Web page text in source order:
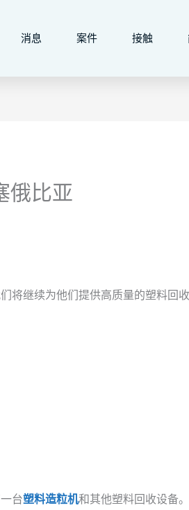
消息 案件 接触
俄比亚
将继续为他们提供高质量的塑料回
台塑料造粒机和其他塑料回收设备